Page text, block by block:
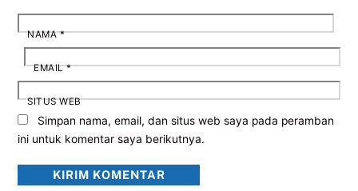
NAMA*
EMAIL*
SITUS WEB
Simpan nama, email, dan situs web saya pada peramban
ini untuk komentar saya berikutnya.